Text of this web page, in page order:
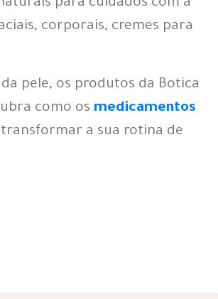
para cuidados com a
corporais, cremes para
pele, os produtos da Botica
como os medicamentos
a sua rotina de